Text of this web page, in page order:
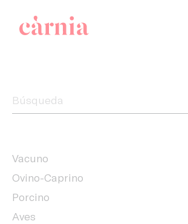
Vacuno
Ovino-Caprino
Porcino
Aves